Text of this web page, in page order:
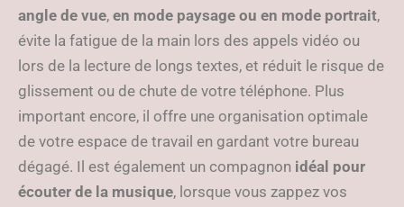
angle de vue, en mode paysage ou en mode portrait,
évite la fatigue de la main lors des appels vidéo ou
lors de la lecture de longs textes, et réduit le risque de
glissement ou de chute de votre téléphone. Plus
important encore, il offre une organisation optimale
de votre espace de travail en gardant votre bureau
dégagé. Il est également un compagnon idéal pour
écouter de la musique, lorsque vous zappez vos